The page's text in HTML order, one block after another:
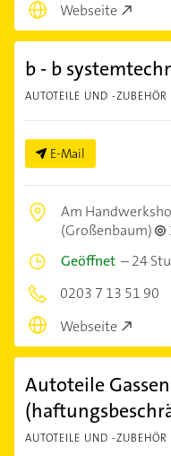
Webseite
b - b
AUTOTEILE UND -ZUBEHÖR
E-Mail
Am
(Großenbaum)
Geöffnet –24
0203 7 13 51 90
Webseite
Autoteile
AUTOTEILE UND -ZUBEHÖR